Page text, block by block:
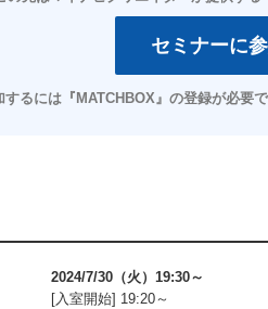
2024/7/30（火）19:30～
[入室開始] 19:20～